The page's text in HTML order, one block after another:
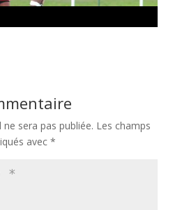
sera pas publiée. Les champs
avec *